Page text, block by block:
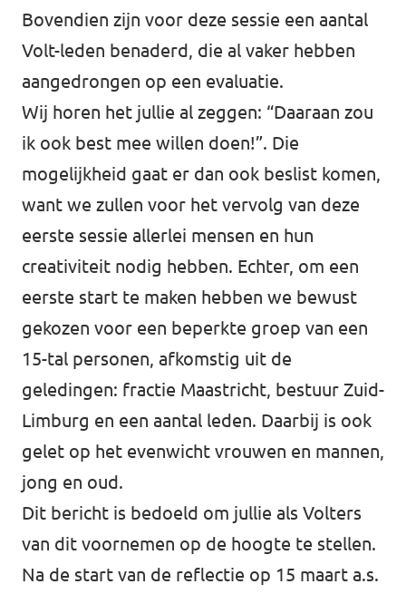
Bovendien zijn voor deze sessie een aantal
Volt-leden benaderd, die al vaker hebben
aangedrongen op een evaluatie.
Wij horen het jullie al zeggen: “Daaraan zou
ik ook best mee willen doen!”. Die
mogelijkheid gaat er dan ook beslist komen,
want we zullen voor het vervolg van deze
eerste sessie allerlei mensen en hun
creativiteit nodig hebben. Echter, om een
eerste start te maken hebben we bewust
gekozen voor een beperkte groep van een
15-tal personen, afkomstig uit de
geledingen: fractie Maastricht, bestuur Zuid-
Limburg en een aantal leden. Daarbij is ook
gelet op het evenwicht vrouwen en mannen,
jong en oud.
Dit bericht is bedoeld om jullie als Volters
van dit voornemen op de hoogte te stellen.
Na de start van de reflectie op 15 maart a.s.